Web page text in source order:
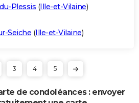
Plessis (Ille-et-Vilaine)
Seiche (Ille-et-Vilaine)
3 4 5
de condoléances : envoyer